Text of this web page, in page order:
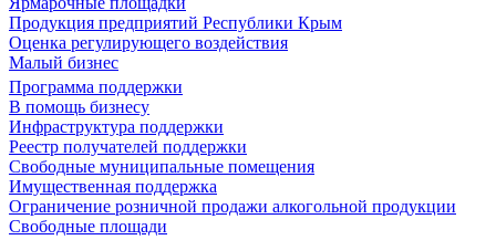
Продукция предприятий Республики Крым
Оценка регулирующего воздействия
Малый бизнес
Программа поддержки
В помощь бизнесу
Инфраструктура поддержки
Реестр получателей поддержки
Свободные муниципальные помещения
Имущественная поддержка
Ограничение розничной продажи алкогольной продукции
Свободные площади